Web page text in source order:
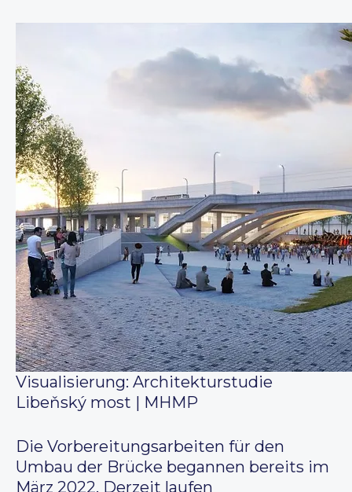
Visualisierung: Architekturstudie
Libeňský most | MHMP
Die Vorbereitungsarbeiten für den
Umbau der Brücke begannen bereits im
März 2022. Derzeit laufen